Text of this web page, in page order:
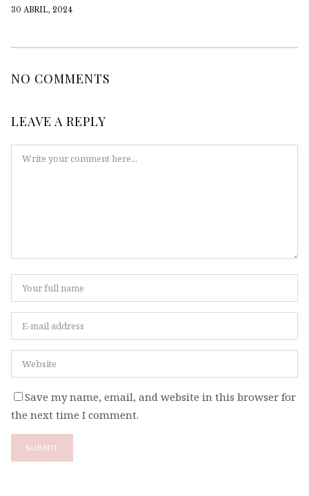
30 ABRIL, 2024
NO COMMENTS
LEAVE A REPLY
Save my name, email, and website in this browser for
the next time I comment.